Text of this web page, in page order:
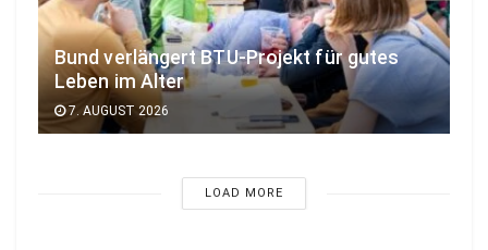
Bund verlängert BTU-Projekt für gutes
Leben im Alter
7. AUGUST 2026
LOAD MORE